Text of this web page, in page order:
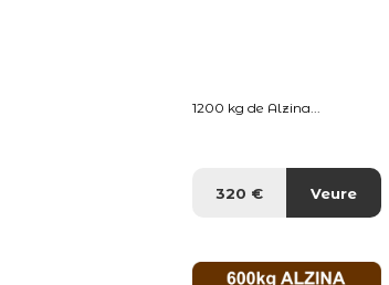
1200 kg de Alzina...
320 € Veure